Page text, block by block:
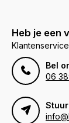
Heb je een
Bel
06